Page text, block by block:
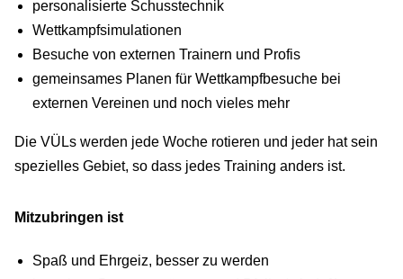
personalisierte Schusstechnik
Wettkampfsimulationen
Besuche von externen Trainern und Profis
gemeinsames Planen für Wettkampfbesuche bei
externen Vereinen und noch vieles mehr
Die VÜLs werden jede Woche rotieren und jeder hat sein
spezielles Gebiet, so dass jedes Training anders ist.
Mitzubringen ist
Spaß und Ehrgeiz, besser zu werden